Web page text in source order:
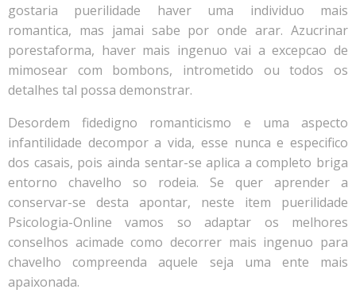
gostaria puerilidade haver uma individuo mais
romantica, mas jamai sabe por onde arar. Azucrinar
porestaforma, haver mais ingenuo vai a excepcao de
mimosear com bombons, intrometido ou todos os
detalhes tal possa demonstrar.
Desordem fidedigno romanticismo e uma aspecto
infantilidade decompor a vida, esse nunca e especifico
dos casais, pois ainda sentar-se aplica a completo briga
entorno chavelho so rodeia. Se quer aprender a
conservar-se desta apontar, neste item puerilidade
Psicologia-Online vamos so adaptar os melhores
conselhos acimade como decorrer mais ingenuo para
chavelho compreenda aquele seja uma ente mais
apaixonada.